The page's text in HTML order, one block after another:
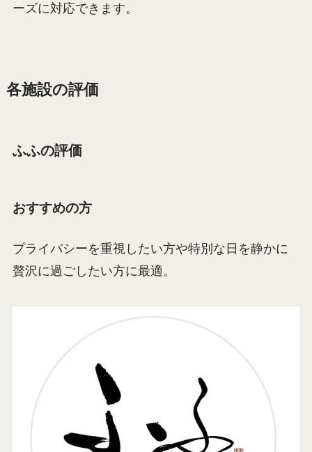
ーズに対応できます。
各施設の評価
ふふの評価
おすすめの方
プライバシーを重視したい方や特別な日を静かに
贅沢に過ごしたい方に最適。